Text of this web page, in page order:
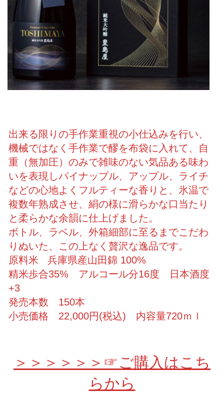
出来る限りの手作業重視の小仕込みを行い、
機械ではなく手作業で醪を布袋に入れて、自
重（無加圧）のみで雑味のない気品ある味わ
いを表現しパイナップル、アップル、ライチ
などの心地よくフルティーな香りと、氷温で
複数年熟成させ、絹の様に滑らかな口当たり
と柔らかな余韻に仕上げました。
ボトル、ラベル、外箱細部に至るまでこだわ
りぬいた、この上なく贅沢な逸品です。
原料米 兵庫県産山田錦 100%
精米歩合35% アルコール分16度 日本酒度
+3
発売本数 150本
小売価格 22,000円(税込) 内容量720ｍｌ
＞＞＞＞＞＞☞ご購入はこち
らから